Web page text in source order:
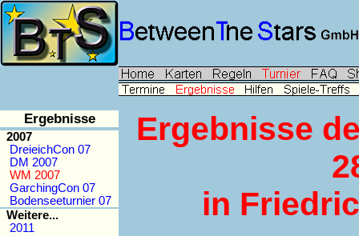
Ergebnisse
2007
DreieichCon 07
DM 2007
WM 2007
GarchingCon 07
Bodenseeturnier 07
Weitere...
2011
Ergebnisse
in